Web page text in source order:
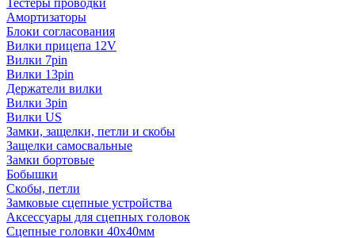
Тестеры проводки
Амортизаторы
Блоки согласования
Вилки прицепа 12V
Вилки 7pin
Вилки 13pin
Держатели вилки
Вилки 3pin
Вилки US
Замки, защелки, петли и скобы
Защелки самосвальные
Замки бортовые
Бобышки
Скобы, петли
Замковые сцепные устройства
Аксессуары для сцепных головок
Сцепные головки 40x40мм